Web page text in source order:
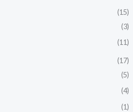
(15)
(3)
(11)
(17)
(5)
(4)
(1)